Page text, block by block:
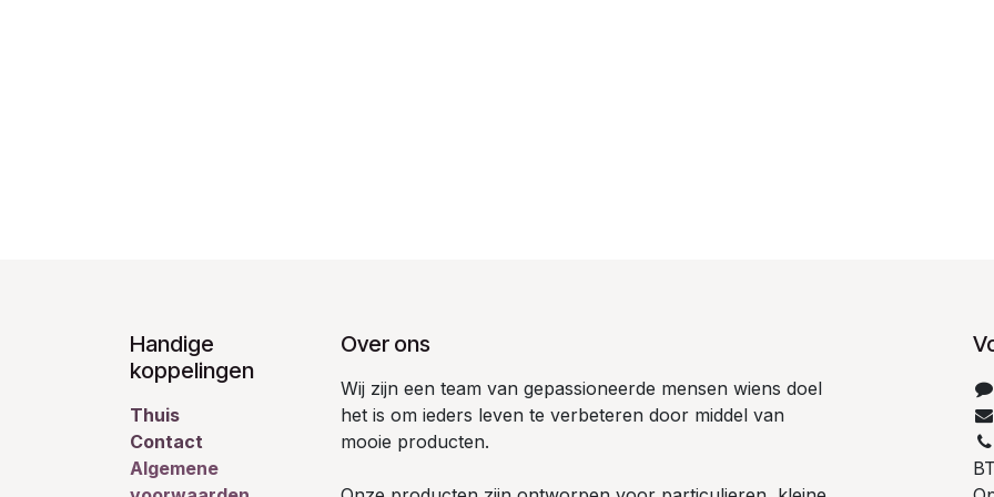
Handige
koppelingen
Thuis
Contact
Algemene
Over ons
Wij zijn een team van gepassioneerde mensen wiens doel
het is om ieders leven te verbeteren door middel van
mooie producten.